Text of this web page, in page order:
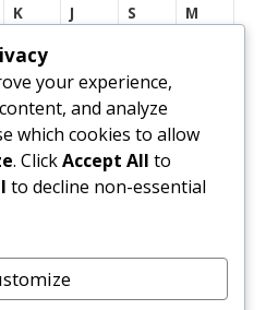
K J S
M
6 8
13 14 15
16
20 21 22
your experience,
and analyze
which cookies to allow
. ClickAccept All to
to decline non-essential